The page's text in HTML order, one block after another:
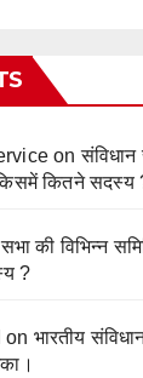
onसंविधान
कितने सदस्य
की विभिन्न
?
on भारतीय